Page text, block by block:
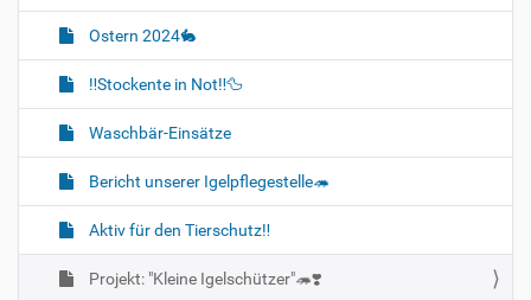
Ostern 2024🐇
‼️Stockente in Not‼️🦆
Waschbär-Einsätze
Bericht unserer Igelpflegestelle🦔
Aktiv für den Tierschutz‼️
Projekt: "Kleine Igelschützer"🦔❣️